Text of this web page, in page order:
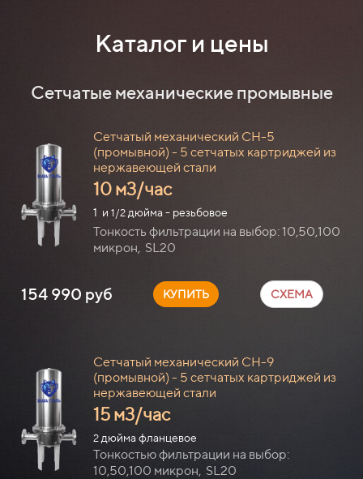
Каталог и цены
Сетчатые механические промывные
Сетчатый механический СН-5
(промывной) - 5 сетчатых картриджей из
нержавеющей стали
10 м3/час
1 и 1/2 дюйма - резьбовое
Тонкость фильтрации на выбор: 10,50,100
микрон, SL20
154 990 руб КУПИТЬ СХЕМА
Сетчатый механический СН-9
(промывной) - 5 сетчатых картриджей из
нержавеющей стали
15 м3/час
2 дюйма фланцевое
Тонкостью фильтрации на выбор:
10,50,100 микрон, SL20